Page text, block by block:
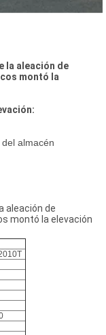
la aleación de
montó la
almacén
aleación de
montó la elevación